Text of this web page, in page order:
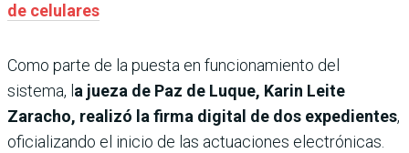
de celulares
Como parte de la puesta en funcionamiento del
sistema, l a jueza de Paz de Luque, Karin Leite
Zaracho, realizó la firma digital de dos expedientes,
oficializando el inicio de las actuaciones electrónicas.